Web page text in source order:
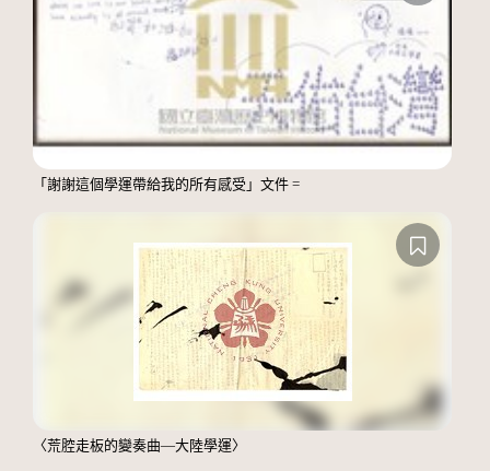
「謝謝這個學運帶給我的所有感受」文件 =
〈荒腔走板的變奏曲—大陸學運〉